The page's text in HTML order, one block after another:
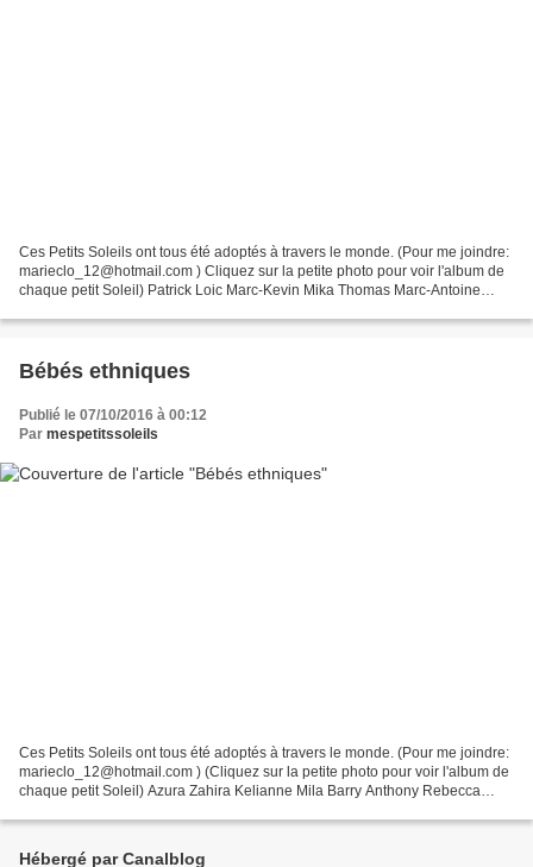
Ces Petits Soleils ont tous été adoptés à travers le monde. (Pour me joindre:
marieclo_12@hotmail.com ) Cliquez sur la petite photo pour voir l'album de
chaque petit Soleil) Patrick Loic Marc-Kevin Mika Thomas Marc-Antoine
Bébés ethniques
Publié le 07/10/2016 à 00:12
Par mespetitssoleils
Ces Petits Soleils ont tous été adoptés à travers le monde. (Pour me joindre:
marieclo_12@hotmail.com ) (Cliquez sur la petite photo pour voir l'album de
chaque petit Soleil) Azura Zahira Kelianne Mila Barry Anthony Rebecca
Hébergé par Canalblog